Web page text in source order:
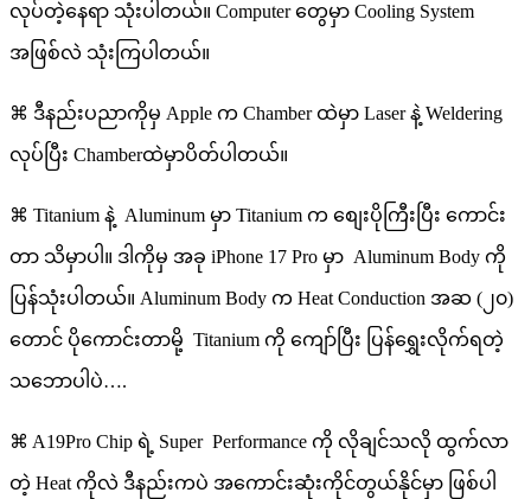
လုပ်တဲ့နေရာ သုံးပါတယ်။ Computer တွေမှာ Cooling System
အဖြစ်လဲ သုံးကြပါတယ်။
⌘ ဒီနည်းပညာကိုမှ Apple က Chamber ထဲမှာ Laser နဲ့ Weldering
လုပ်​ပြီး Chamberထဲမှာပိတ်ပါတယ်။
⌘ Titanium နဲ့ Aluminum မှာ Titanium က စျေးပိုကြီးပြီး ကောင်း
တာ သိမှာပါ။ ဒါကိုမှ အခု iPhone 17 Pro မှာ Aluminum Body ကို
ပြန်သုံးပါတယ်။ Aluminum Body က Heat Conduction အဆ (၂၀)
တောင် ပိုကောင်းတာမို့ Titanium ကို ကျော်ပြီး ပြန်ရွှေးလိုက်ရတဲ့
သဘောပါပဲ….
⌘ A19Pro Chip ရဲ့ Super Performance ကို လိုချင်သလို ထွက်လာ
တဲ့ Heat ကိုလဲ ဒီနည်းကပဲ အကောင်းဆုံးကိုင်တွယ်နိုင်မှာ ဖြစ်ပါ